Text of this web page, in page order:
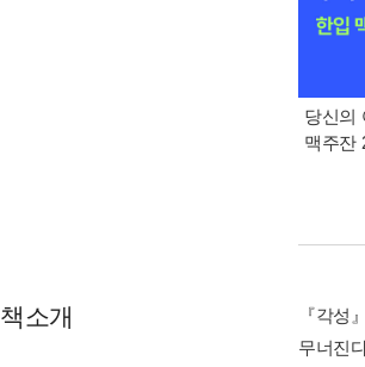
당신의
맥주잔
책소개
『각성
무너진